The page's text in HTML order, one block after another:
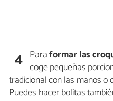
4 Paraformar las
coge pequeñas
tradicional con las manos o
Puedes hacer bolitas